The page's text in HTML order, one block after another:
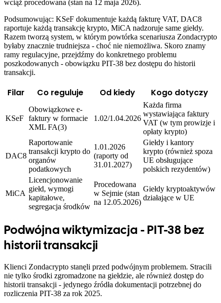
wciąż procedowana (stan na 12 maja 2026).
Podsumowując: KSeF dokumentuje każdą fakturę VAT, DAC8
raportuje każdą transakcję krypto, MiCA nadzoruje same giełdy.
Razem tworzą system, w którym powtórka scenariusza Zondacrypto
byłaby znacznie trudniejsza - choć nie niemożliwa. Skoro znamy
ramy regulacyjne, przejdźmy do konkretnego problemu
poszkodowanych - obowiązku PIT-38 bez dostępu do historii
transakcji.
Filar Co reguluje Od kiedy Kogo dotyczy
KSeF
Obowiązkowe e-
faktury w formacie
XML FA(3)
1.02/1.04.2026
Każda firma
wystawiająca faktury
VAT (w tym prowizje i
opłaty krypto)
DAC8
Raportowanie
transakcji krypto do
organów
podatkowych
1.01.2026
(raporty od
31.01.2027)
Giełdy i kantory
krypto (również spoza
UE obsługujące
polskich rezydentów)
MiCA
Licencjonowanie
giełd, wymogi
kapitałowe,
segregacja środków
Procedowana
w Sejmie (stan
na 12.05.2026)
Giełdy kryptoaktywów
działające w UE
Podwójna wiktymizacja - PIT-38 bez
historii transakcji
Klienci Zondacrypto stanęli przed podwójnym problemem. Stracili
nie tylko środki zgromadzone na giełdzie, ale również dostęp do
historii transakcji - jedynego źródła dokumentacji potrzebnej do
rozliczenia PIT-38 za rok 2025.